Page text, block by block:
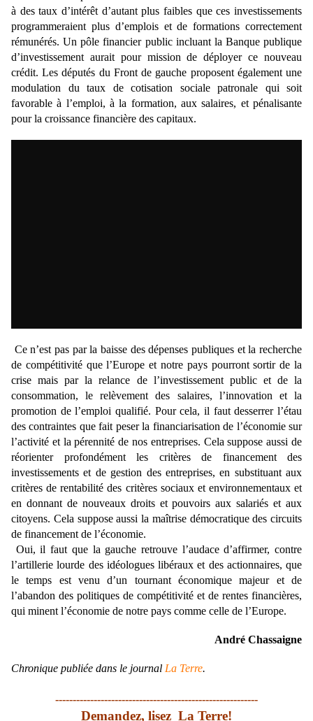
à des taux d’intérêt d’autant plus faibles que ces investissements
programmeraient plus d’emplois et de formations correctement
rémunérés. Un pôle financier public incluant la Banque publique
d’investissement aurait pour mission de déployer ce nouveau
crédit. Les députés du Front de gauche proposent également une
modulation du taux de cotisation sociale patronale qui soit
favorable à l’emploi, à la formation, aux salaires, et pénalisante
pour la croissance financière des capitaux.
Ce n’est pas par la baisse des dépenses publiques et la recherche
de compétitivité que l’Europe et notre pays pourront sortir de la
crise mais par la relance de l’investissement public et de la
consommation, le relèvement des salaires, l’innovation et la
promotion de l’emploi qualifié. Pour cela, il faut desserrer l’étau
des contraintes que fait peser la financiarisation de l’économie sur
l’activité et la pérennité de nos entreprises. Cela suppose aussi de
réorienter profondément les critères de financement des
investissements et de gestion des entreprises, en substituant aux
critères de rentabilité des critères sociaux et environnementaux et
en donnant de nouveaux droits et pouvoirs aux salariés et aux
citoyens. Cela suppose aussi la maîtrise démocratique des circuits
de financement de l’économie.
Oui, il faut que la gauche retrouve l’audace d’affirmer, contre
l’artillerie lourde des idéologues libéraux et des actionnaires, que
le temps est venu d’un tournant économique majeur et de
l’abandon des politiques de compétitivité et de rentes financières,
qui minent l’économie de notre pays comme celle de l’Europe.
André Chassaigne
Chronique publiée dans le journal La Terre.
----------------------------------------------------------
Demandez, lisez La Terre!